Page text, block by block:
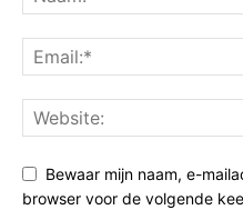
Bewaar mijn naam, e-
browser voor de volgende